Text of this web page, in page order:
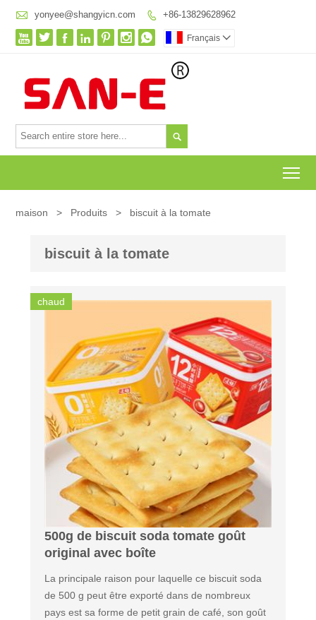
 yonyee@shangyicn.com  +86-13829628962
       Français 

maison > Produits > biscuit à la tomate
biscuit à la tomate
chaud
500g de biscuit soda tomate goût
original avec boîte
La principale raison pour laquelle ce biscuit soda
de 500 g peut être exporté dans de nombreux
pays est sa forme de petit grain de café, son goût